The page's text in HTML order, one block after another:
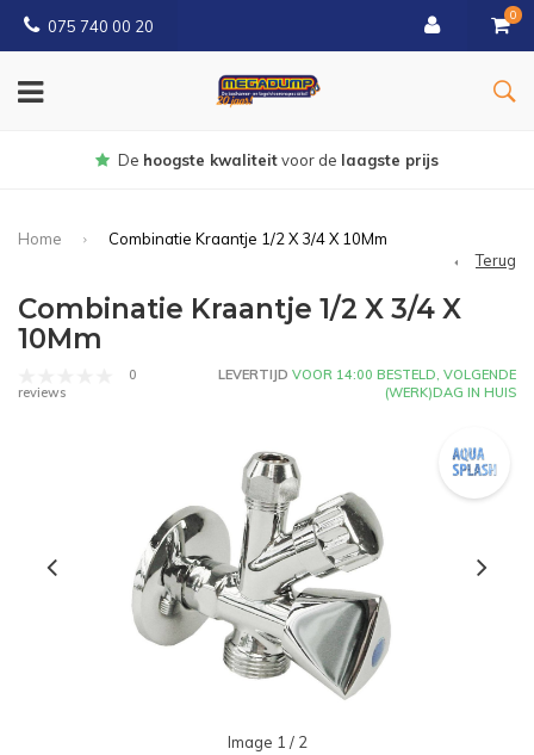
075 740 00 20
0
Gratisbezorgd vanaf € 150
Home
Combinatie Kraantje 1/2 X 3/4 X 10Mm
Terug
Combinatie Kraantje 1/2 X 3/4 X
10Mm
0
reviews
LEVERTIJD VOOR 14:00 BESTELD, VOLGENDE
(WERK)DAG IN HUIS
Image 1 / 2